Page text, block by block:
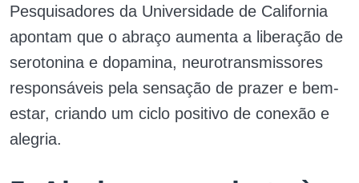
Pesquisadores da Universidade de California
apontam que o abraço aumenta a liberação de
serotonina e dopamina, neurotransmissores
responsáveis pela sensação de prazer e bem-
estar, criando um ciclo positivo de conexão e
alegria.